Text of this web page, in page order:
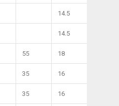
14.5
14.5
55 18
35 16
35 16